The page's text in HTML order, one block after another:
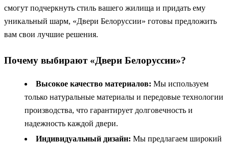
смогут подчеркнуть стиль вашего жилища и придать ему
уникальный шарм, «Двери Белоруссии» готовы предложить
вам свои лучшие решения.
Почему выбирают «Двери Белоруссии»?
Высокое качество материалов: Мы используем
только натуральные материалы и передовые технологии
производства, что гарантирует долговечность и
надежность каждой двери.
Индивидуальный дизайн: Мы предлагаем широкий